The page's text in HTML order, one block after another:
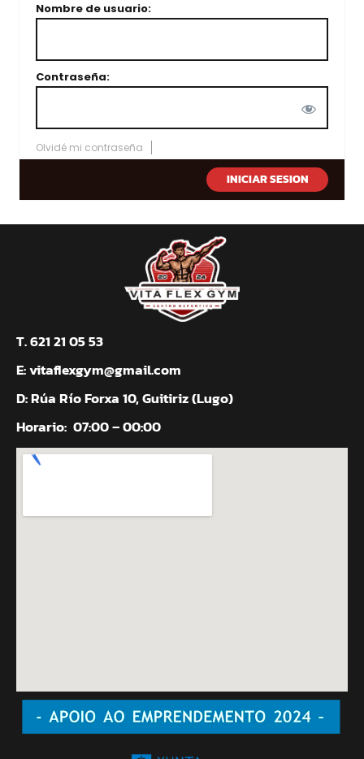
Nombre de usuario:
Contraseña:
Olvidé mi contraseña
T. 621 21 05 53
E:vitaflexgym@gmail.com
D: Rúa Río Forxa 10, Guitiriz (Lugo)
Horario: 07:00 – 00:00